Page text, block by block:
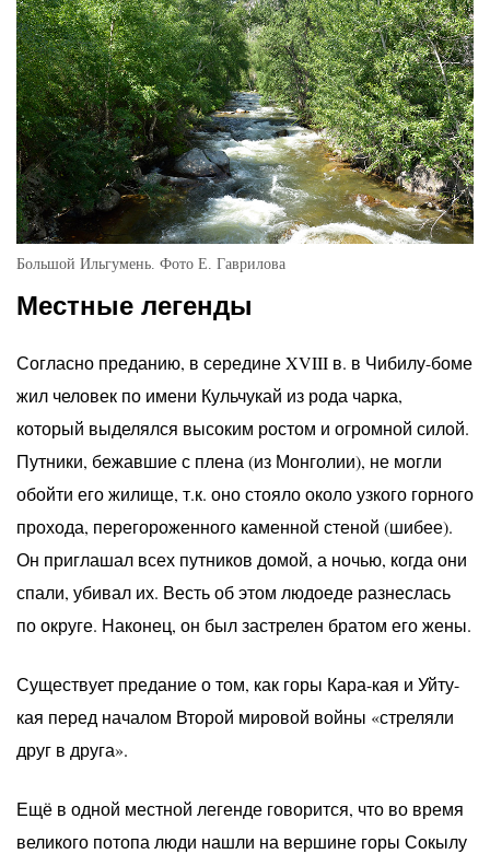
Большой Ильгумень. Фото Е. Гаврилова
Местные легенды
Согласно преданию, в середине XVIII в. в Чибилу-боме
жил человек по имени Кульчукай из рода чарка,
который выделялся высоким ростом и огромной силой.
Путники, бежавшие с плена (из Монголии), не могли
обойти его жилище, т.к. оно стояло около узкого горного
прохода, перегороженного каменной стеной (шибее).
Он приглашал всех путников домой, а ночью, когда они
спали, убивал их. Весть об этом людоеде разнеслась
по округе. Наконец, он был застрелен братом его жены.
Существует предание о том, как горы Кара-кая и Уйту-
кая перед началом Второй мировой войны «стреляли
друг в друга».
Ещё в одной местной легенде говорится, что во время
великого потопа люди нашли на вершине горы Сокылу